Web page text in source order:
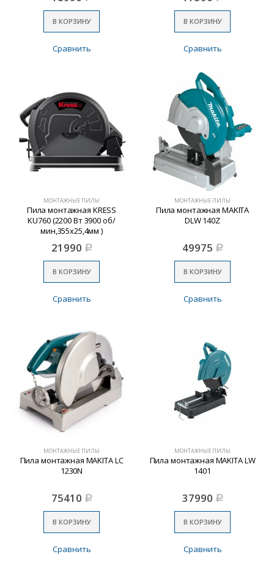
В КОРЗИНУ
Сравнить
В КОРЗИНУ
Сравнить
МОНТАЖНЫЕ ПИЛЫ
Пила монтажная KRESS
KU760 (2200 Вт 3900 об/
мин,355х25,4мм )
21990 Р
В КОРЗИНУ
Сравнить
МОНТАЖНЫЕ ПИЛЫ
Пила монтажная MAKITA
DLW 140Z
49975 Р
В КОРЗИНУ
Сравнить
МОНТАЖНЫЕ ПИЛЫ
Пила монтажная MAKITA LC
1230N
75410 Р
В КОРЗИНУ
Сравнить
МОНТАЖНЫЕ ПИЛЫ
Пила монтажная MAKITA LW
1401
37990 Р
В КОРЗИНУ
Сравнить